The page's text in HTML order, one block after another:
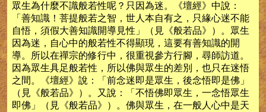
眾生為什麼不識般若性呢？只因為迷。《壇經》中說：
「善知識！菩提般若之智，世人本自有之，只緣心迷不能
自悟，須假大善知識開導見性」（見《般若品》）。眾生
因為迷，自心中的般若性不得顯現，這要有善知識的開
導。所以在禪宗的修行中，很重視參方行腳，尋師訪道。
因為眾生具足般若性，所以佛與眾生的差別，也只在迷悟
之間。《壇經》說：「前念迷即是眾生，後念悟即是佛」
（見《般若品》）。又說：「不悟佛即眾生，一念悟眾生
即佛」（見《般若品》）。佛與眾生，在一般人心中是天